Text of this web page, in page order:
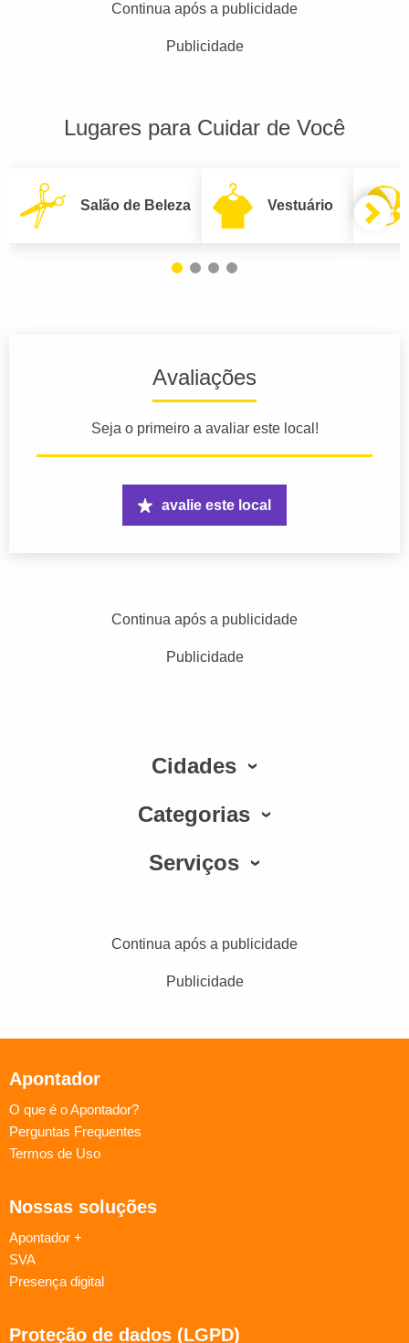
Continua após a publicidade
Publicidade
Lugares para Cuidar de Você
Salão de Beleza Vestuário
Avaliações
Seja o primeiro a avaliar este local!
avalie este local
Continua após a publicidade
Publicidade
Cidades
Categorias
Serviços
Continua após a publicidade
Publicidade
Apontador
O que é o Apontador?
Perguntas Frequentes
Termos de Uso
Nossas soluções
Apontador +
SVA
Presença digital
Proteção de dados (LGPD)